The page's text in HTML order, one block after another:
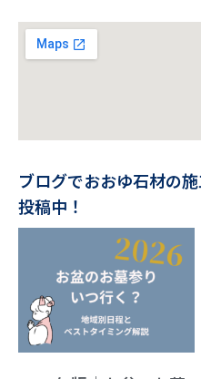
ブログでおおゆ石材の
投稿中！